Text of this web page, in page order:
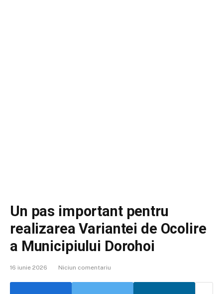
Un pas important pentru
realizarea Variantei de Ocolire
a Municipiului Dorohoi
16 iunie 2026 Niciun comentariu